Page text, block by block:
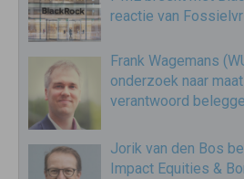
reactie van
Frank Wagemans
onderzoek naar
verantwoord
Jorik van den Bos
Impact Equities &